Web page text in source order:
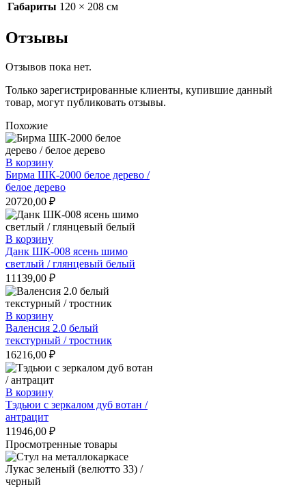
Габариты 120 × 208 см
Отзывы
Отзывов пока нет.
Только зарегистрированные клиенты, купившие данный
товар, могут публиковать отзывы.
Похожие
В корзину
Бирма ШК-2000 белое дерево /
белое дерево
20720,00 ₽
В корзину
Данк ШК-008 ясень шимо
светлый / глянцевый белый
11139,00 ₽
В корзину
Валенсия 2.0 белый
текстурный / тростник
16216,00 ₽
В корзину
Тэдьюи с зеркалом дуб вотан /
антрацит
11946,00 ₽
Просмотренные товары